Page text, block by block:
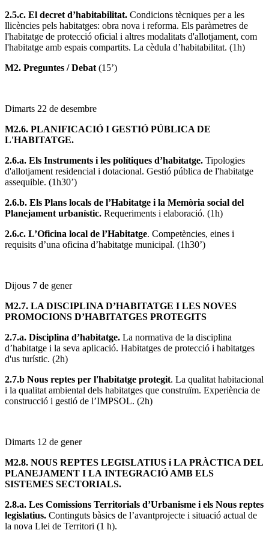
2.5.c. El decret d’habitabilitat. Condicions tècniques per a les
llicències pels habitatges: obra nova i reforma. Els paràmetres de
l'habitatge de protecció oficial i altres modalitats d'allotjament, com
l'habitatge amb espais compartits. La cèdula d’habitabilitat. (1h)
M2. Preguntes / Debat (15’)
Dimarts 22 de desembre
M2.6. PLANIFICACIÓ I GESTIÓ PÚBLICA DE
L'HABITATGE.
2.6.a. Els Instruments i les polítiques d’habitatge. Tipologies
d'allotjament residencial i dotacional. Gestió pública de l'habitatge
assequible. (1h30’)
2.6.b. Els Plans locals de l’Habitatge i la Memòria social del
Planejament urbanístic. Requeriments i elaboració. (1h)
2.6.c. L’Oficina local de l’Habitatge. Competències, eines i
requisits d’una oficina d’habitatge municipal. (1h30’)
Dijous 7 de gener
M2.7. LA DISCIPLINA D’HABITATGE I LES NOVES
PROMOCIONS D’HABITATGES PROTEGITS
2.7.a. Disciplina d’habitatge. La normativa de la disciplina
d’habitatge i la seva aplicació. Habitatges de protecció i habitatges
d'us turístic. (2h)
2.7.b Nous reptes per l'habitatge protegit. La qualitat habitacional
i la qualitat ambiental dels habitatges que construïm. Experiència de
construcció i gestió de l’IMPSOL. (2h)
Dimarts 12 de gener
M2.8. NOUS REPTES LEGISLATIUS i LA PRÀCTICA DEL
PLANEJAMENT I LA INTEGRACIÓ AMB ELS
SISTEMES SECTORIALS.
2.8.a. Les Comissions Territorials d’Urbanisme i els Nous reptes
legislatius. Continguts bàsics de l’avantprojecte i situació actual de
la nova Llei de Territori (1 h).